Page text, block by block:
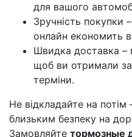
для вашого
Зручність покупки
онлайн економить
Швидка доставка
щоб ви отримали
терміни.
Не відкладайте на потім
близьким безпеку на
Замовляйте тормозные